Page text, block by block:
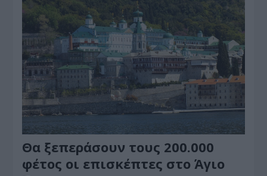
Θα ξεπεράσουν τους 200.000
φέτος οι επισκέπτες στο Άγιο